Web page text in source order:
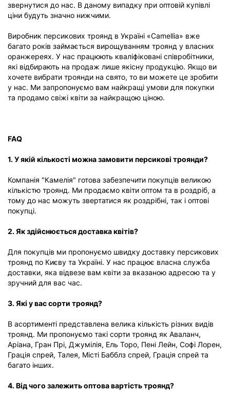
звернутися до нас. В даному випадку при оптовій купівлі
ціни будуть значно нижчими.
Виробник персикових троянд в Україні «Camellia» вже
багато років займається вирощуванням троянд у власних
оранжереях. У нас працюють кваліфіковані співробітники,
які відбирають на продаж лише якісну продукцію. Якщо ви
хочете вибрати троянди на свято, то ви можете це зробити
у нас. Ми запропонуємо вам найкращі умови для покупки
та продамо свіжі квіти за найкращою ціною.
FAQ
1. У якій кількості можна замовити персикові троянди?
Компанія "Камелія" готова забезпечити покупців великою
кількістю троянд. Ми продаємо квіти оптом та в роздріб, а
тому до нас можуть звертатися як роздрібні, так і оптові
покупці.
2. Як здійснюється доставка квітів?
Для покупців ми пропонуємо швидку доставку персикових
троянд по Києву та Україні. У нас працює власна служба
доставки, яка відвезе вам квіти за вказаною адресою та у
зручний для вас час.
3. Які у вас сорти троянд?
В асортименті представлена велика кількість різних видів
троянд. Ми пропонуємо такі сорти троянд як Аваланч,
Аріана, Гран Прі, Джумілія, Ель Торо, Пені Лейн, Софі Лорен,
Грація спрей, Талея, Місті Бабблз спрей, Грація спрей та
багато інших.
4. Від чого залежить оптова вартість троянд?